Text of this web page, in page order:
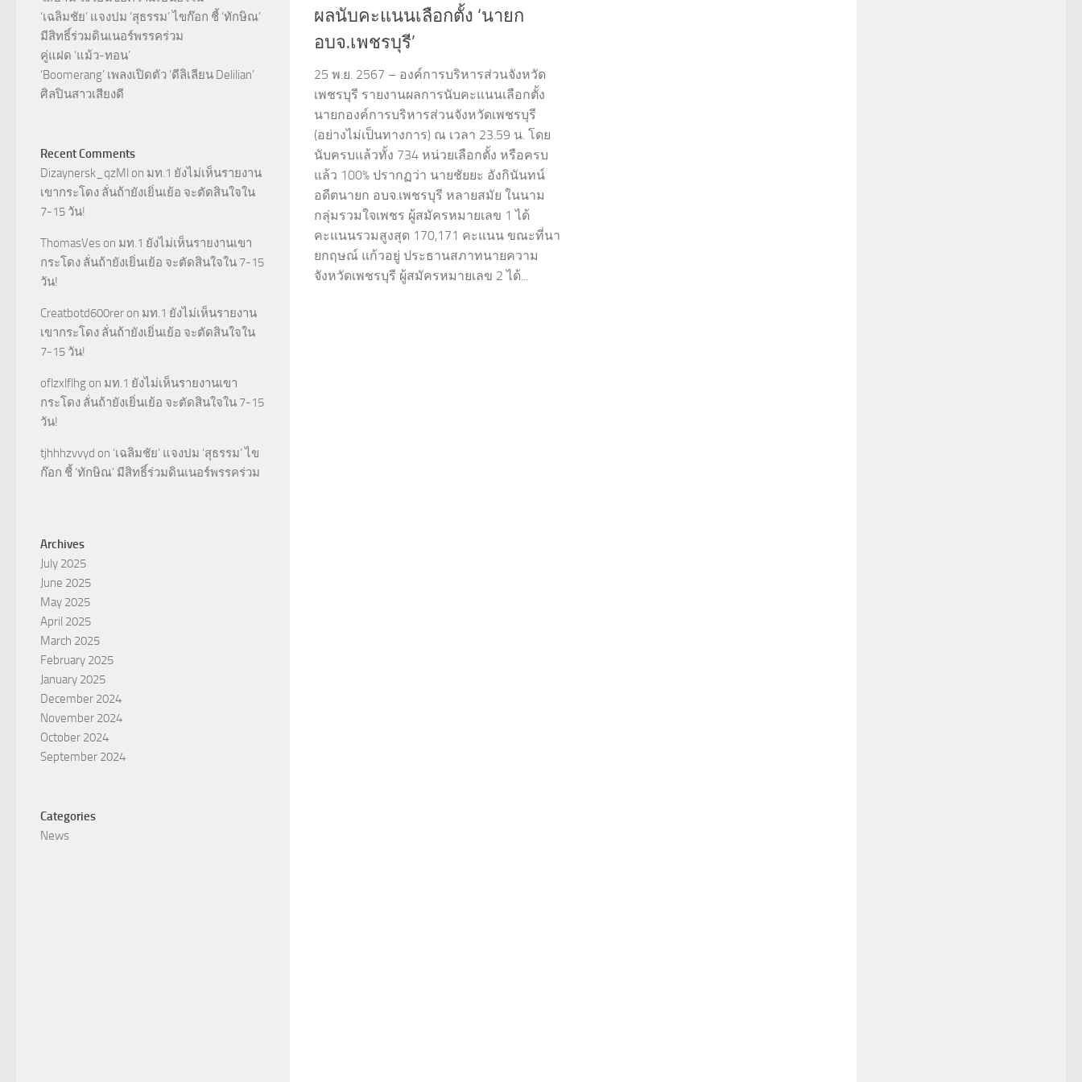
ผลนับคะแนนเลือกตั้ง ‘นายก
อบจ.เพชรบุรี’
25 พ.ย. 2567 – องค์การบริหารส่วนจังหวัด
เพชรบุรี รายงานผลการนับคะแนนเลือกตั้ง
นายกองค์การบริหารส่วนจังหวัดเพชรบุรี
(อย่างไม่เป็นทางการ) ณ เวลา 23.59 น. โดย
นับครบแล้วทั้ง 734 หน่วยเลือกตั้ง หรือครบ
แล้ว 100% ปรากฏว่า นายชัยยะ อังกินันทน์
อดีตนายก อบจ.เพชรบุรี หลายสมัย ในนาม
กลุ่มรวมใจเพชร ผู้สมัครหมายเลข 1 ได้
คะแนนรวมสูงสุด 170,171 คะแนน ขณะที่นา
ยกฤษณ์ แก้วอยู่ ประธานสภาทนายความ
จังหวัดเพชรบุรี ผู้สมัครหมายเลข 2 ได้...
‘เฉลิมชัย’ แจงปม ‘สุธรรม’ ไขก๊อก ชี้ ‘ทักษิณ’
มีสิทธิ์ร่วมดินเนอร์พรรคร่วม
คู่แฝด ‘แม้ว-ทอน’
‘Boomerang’ เพลงเปิดตัว ‘ดีลิเลียน Delilian’
ศิลปินสาวเสียงดี
Recent Comments
Dizaynersk_qzMl on มท.1 ยังไม่เห็นรายงาน
เขากระโดง ลั่นถ้ายังเยิ่นเย้อ จะตัดสินใจใน
7-15 วัน!
ThomasVes on มท.1 ยังไม่เห็นรายงานเขา
กระโดง ลั่นถ้ายังเยิ่นเย้อ จะตัดสินใจใน 7-15
วัน!
Creatbotd600rer on มท.1 ยังไม่เห็นรายงาน
เขากระโดง ลั่นถ้ายังเยิ่นเย้อ จะตัดสินใจใน
7-15 วัน!
oflzxlflhg on มท.1 ยังไม่เห็นรายงานเขา
กระโดง ลั่นถ้ายังเยิ่นเย้อ จะตัดสินใจใน 7-15
วัน!
tjhhhzvvyd on ‘เฉลิมชัย’ แจงปม ‘สุธรรม’ ไข
ก๊อก ชี้ ‘ทักษิณ’ มีสิทธิ์ร่วมดินเนอร์พรรคร่วม
Archives
July 2025
June 2025
May 2025
April 2025
March 2025
February 2025
January 2025
December 2024
November 2024
October 2024
September 2024
Categories
News